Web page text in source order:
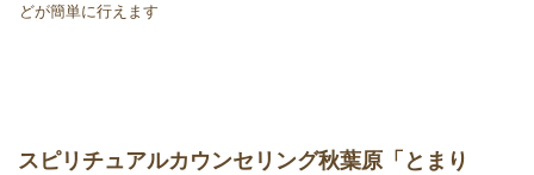
どが簡単に行えます
スピリチュアルカウンセリング秋葉原「とまり